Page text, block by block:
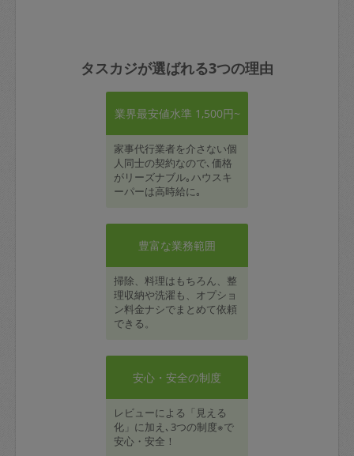
タスカジが選ばれる3つの理由
業界最安値水準 1,500円~
家事代行業者を介さない個
人同士の契約なので､価格
がリーズナブル｡ハウスキ
ーパーは高時給に｡
豊富な業務範囲
掃除、料理はもちろん、整
理収納や洗濯も、オプショ
ン料金ナシでまとめて依頼
できる。
安心・安全の制度
レビューによる「見える
化」に加え､3つの制度※で
安心・安全！